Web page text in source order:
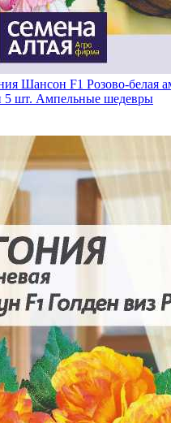
Шансон F1 Розово-белая
5 шт. Ампельные шедевры